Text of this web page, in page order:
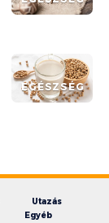
EGÉSZSÉG
Utazás
Egyéb